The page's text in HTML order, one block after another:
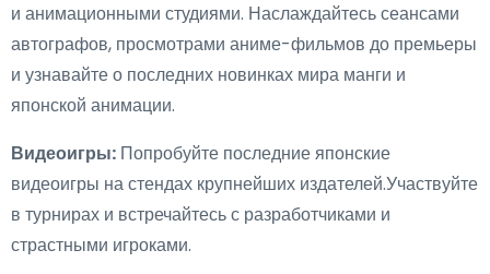
и анимационными студиями. Наслаждайтесь сеансами
автографов, просмотрами аниме-фильмов до премьеры
и узнавайте о последних новинках мира манги и
японской анимации.
Видеоигры: Попробуйте последние японские
видеоигры на стендах крупнейших издателей.Участвуйте
в турнирах и встречайтесь с разработчиками и
страстными игроками.